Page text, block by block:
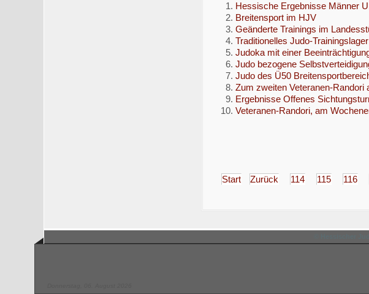
Hessische Ergebnisse Männer
Breitensport im HJV
Geänderte Trainings im
Traditionelles Judo-
Judoka mit einer
Judo bezogene
Judo des Ü50
Zum zweiten Veteranen-Randori
Ergebnisse Offenes
Veteranen-Randori, am
Start Zurück 114 115 116